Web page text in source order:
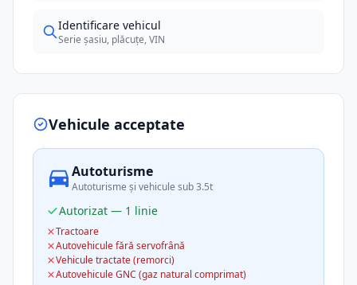
Identificare vehicul
Serie șasiu, plăcuțe, VIN
Vehicule acceptate
Autoturisme
Autoturisme și vehicule sub 3.5t
Autorizat — 1 linie
Tractoare
Autovehicule fără servofrână
Vehicule tractate (remorci)
Autovehicule GNC (gaz natural comprimat)